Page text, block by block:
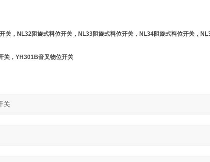
关，NL32阻旋式料位开关，NL33阻旋式料位开关，NL34阻旋式料位开关，
关，YH301B音叉物位开关